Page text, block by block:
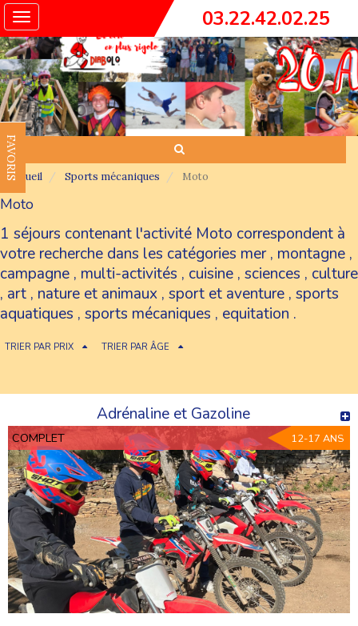
Toggle
navigation
03.22.42.02.25
FAVORIS
Accueil Sports mécaniques Moto
Moto
1 séjours contenant l'activité Moto correspondent à
votre recherche dans les catégories mer, montagne ,
campagne , multi-activités , cuisine , sciences , culture
, art , nature et animaux , sport et aventure , sports
aquatiques , sports mécaniques , equitation .
TRIER PAR PRIX TRIER PAR ÂGE
Adrénaline et Gazoline
COMPLET 12-17 ANS